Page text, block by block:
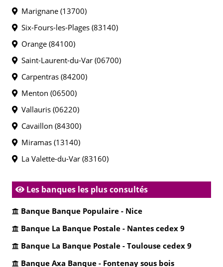
Marignane (13700)
Six-Fours-les-Plages (83140)
Orange (84100)
Saint-Laurent-du-Var (06700)
Carpentras (84200)
Menton (06500)
Vallauris (06220)
Cavaillon (84300)
Miramas (13140)
La Valette-du-Var (83160)
Les banques les plus consultés
Banque Banque Populaire - Nice
Banque La Banque Postale - Nantes cedex 9
Banque La Banque Postale - Toulouse cedex 9
Banque Axa Banque - Fontenay sous bois